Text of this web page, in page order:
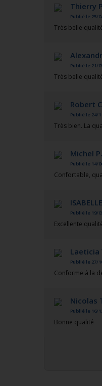
Thierry
Publié le 25/
Très belle
Publié le 21/
Très belle
Robert
Publié le 24/
Très bien. La
Michel P.
Publié le 14/
Confortable,
Publié le 19/
Excellente
Laeticia
Publié le 27/
Conforme à la
Nicolas
Publié le 16/
Bonne qualité